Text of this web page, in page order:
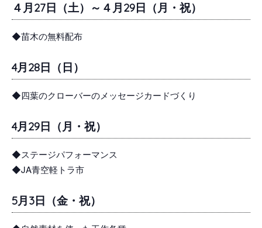
４月27日（土）～４月29日（月・祝）
◆苗木の無料配布
4月28日（日）
◆四葉のクローバーのメッセージカードづくり
4月29日（月・祝）
◆ステージパフォーマンス
◆JA青空軽トラ市
5月3日（金・祝）